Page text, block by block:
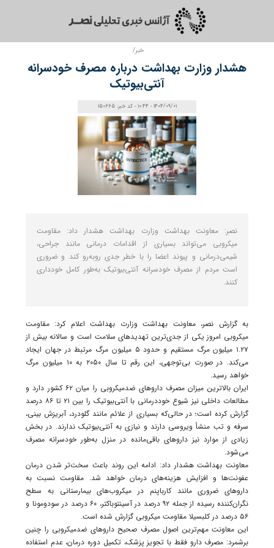
خبر/
هشدار وزارت بهداشت درباره مصرف خودسرانه
آنتی‌بیوتیک
1404/09/01 - 10:44 - کد خبر: 150665
نصر: معاونت بهداشت وزارت بهداشت هشدار داد: مقاومت
میکروبی می‌تواند بسیاری از اقدامات درمانی مانند جراحی،
شیمی‌درمانی و پیوند اعضا را با خطر جدی روبه‌رو کند و ضروری
است مردم از مصرف خودسرانه آنتی‌بیوتیک به‌طور کامل خودداری
کنند.
به گزارش نصر، معاونت بهداشت وزارت بهداشت اعلام کرد: مقاومت
میکروبی امروز یکی از جدی‌ترین تهدیدهای سلامت است و سالانه بیش از
۱.۲۷ میلیون مرگ مستقیم و حدود ۵ میلیون مرگ مرتبط در جهان ایجاد
می‌کند. در صورت بی‌توجهی، این رقم تا سال ۲۰۵۰ به ۱۰ میلیون مرگ
خواهد رسید.
ایران بالاترین میزان مصرف داروهای ضدمیکروبی را میان ۶۲ کشور دارد و
مطالعات داخلی نیز شیوع خوددرمانی با آنتی‌بیوتیک را بین ۲۱ تا ۸۶ درصد
گزارش کرده‌ است؛ در حالی‌که بسیاری از علائم مانند گلودرد، آبریزش بینی،
سرفه و تب منشأ ویروسی دارند و نیازی به آنتی‌بیوتیک ندارند. در بخش
زیادی از موارد نیز داروهای باقی‌مانده در منزل به‌طور خودسرانه مصرف
می‌شود.
معاونت بهداشت هشدار داد: ادامه این روند باعث سخت‌تر شدن درمان
عفونت‌ها و افزایش هزینه‌های درمان خواهد شد. مقاومت نسبت به
داروهای ضروری مانند کارباپنم در میکروب‌های بیمارستانی به سطح
نگران‌کننده‌ رسیده از جمله ۹۲ درصد در آسینتوباکتر، ۶۰ درصد در سودومونا و
۵۶ درصد در کلبسیلا مقاومت میکروبی گزارش شده است.
این معاونت مهم‌ترین اصول مصرف صحیح داروهای ضدمیکروبی را چنین
برشمرد: مصرف دارو فقط با تجویز پزشک، تکمیل دوره درمان، عدم استفاده